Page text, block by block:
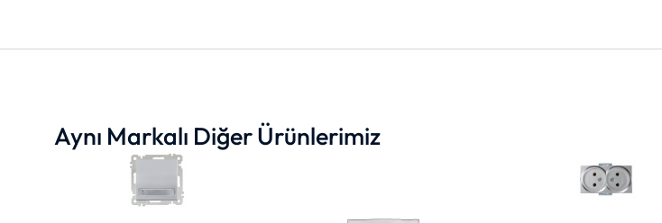
Aynı Markalı Diğer Ürünlerimiz